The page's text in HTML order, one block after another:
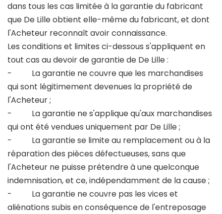
dans tous les cas limitée à la garantie du fabricant
que De Lille obtient elle-même du fabricant, et dont
l'Acheteur reconnaît avoir connaissance.
Les conditions et limites ci-dessous s'appliquent en
tout cas au devoir de garantie de De Lille :
- La garantie ne couvre que les marchandises
qui sont légitimement devenues la propriété de
l'Acheteur ;
- La garantie ne s'applique qu'aux marchandises
qui ont été vendues uniquement par De Lille ;
- La garantie se limite au remplacement ou à la
réparation des pièces défectueuses, sans que
l'Acheteur ne puisse prétendre à une quelconque
indemnisation, et ce, indépendamment de la cause ;
- La garantie ne couvre pas les vices et
aliénations subis en conséquence de l'entreposage